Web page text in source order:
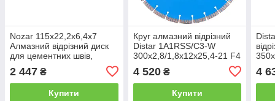
Nozar 115х22,2х6,4х7
Алмазний відрізний диск
для цементних швів,
клінкера
2 447 ₴
Купити
Круг алмазний відрізний
Distar 1A1RSS/C3-W
300x2,8/1,8x12x25,4-21 F4
4 520₴
Купити
4